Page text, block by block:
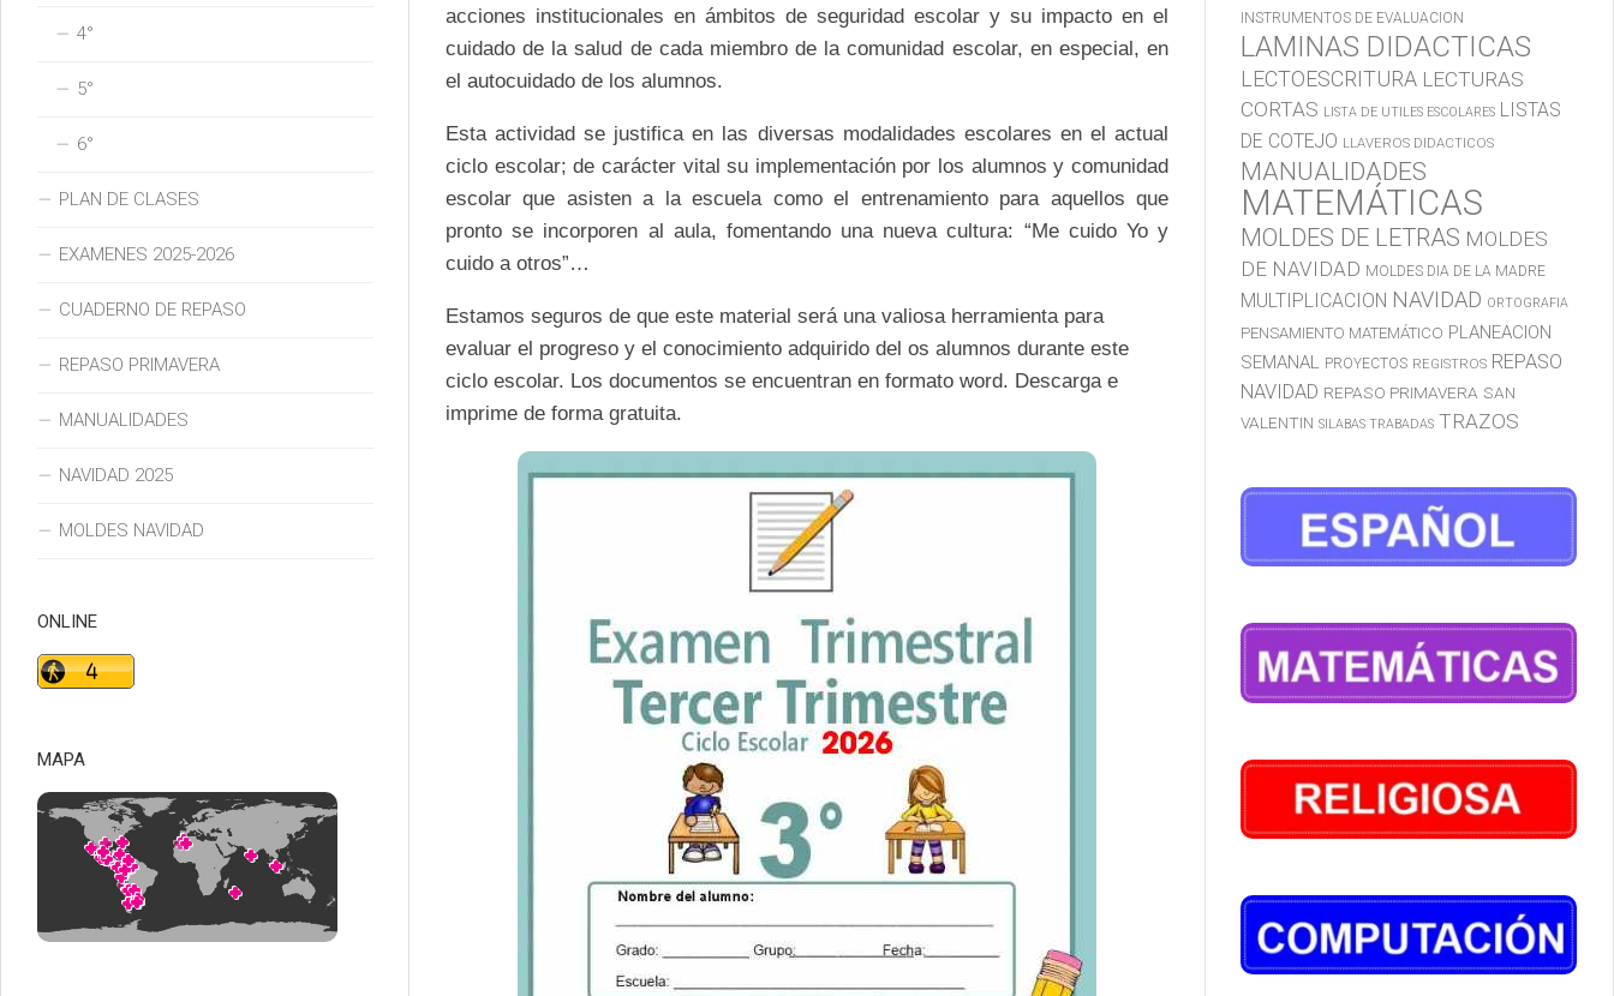
acciones institucionales en ámbitos de seguridad escolar y su impacto en el
cuidado de la salud de cada miembro de la comunidad escolar, en especial, en
el autocuidado de los alumnos.
Esta actividad se justifica en las diversas modalidades escolares en el actual
ciclo escolar; de carácter vital su implementación por los alumnos y comunidad
escolar que asisten a la escuela como el entrenamiento para aquellos que
pronto se incorporen al aula, fomentando una nueva cultura: “Me cuido Yo y
cuido a otros”…
Estamos seguros de que este material será una valiosa herramienta para
evaluar el progreso y el conocimiento adquirido del os alumnos durante este
ciclo escolar. Los documentos se encuentran en formato word. Descarga e
imprime de forma gratuita.
4°
5°
6°
PLAN DE CLASES
EXAMENES 2025-2026
CUADERNO DE REPASO
REPASO PRIMAVERA
MANUALIDADES
NAVIDAD 2025
MOLDES NAVIDAD
ONLINE
MAPA
INSTRUMENTOS DE EVALUACION
LAMINAS DIDACTICAS
LECTOESCRITURA LECTURAS
CORTAS LISTA DE UTILES ESCOLARES LISTAS
DE COTEJO LLAVEROS DIDACTICOS
MANUALIDADES
MATEMÁTICAS
MOLDES DE LETRAS MOLDES
DE NAVIDAD MOLDES DIA DE LA MADRE
MULTIPLICACION NAVIDAD ORTOGRAFIA
PENSAMIENTO MATEMÁTICO PLANEACION
SEMANAL PROYECTOS REGISTROS REPASO
NAVIDAD REPASO PRIMAVERA SAN
VALENTIN SILABAS TRABADAS TRAZOS